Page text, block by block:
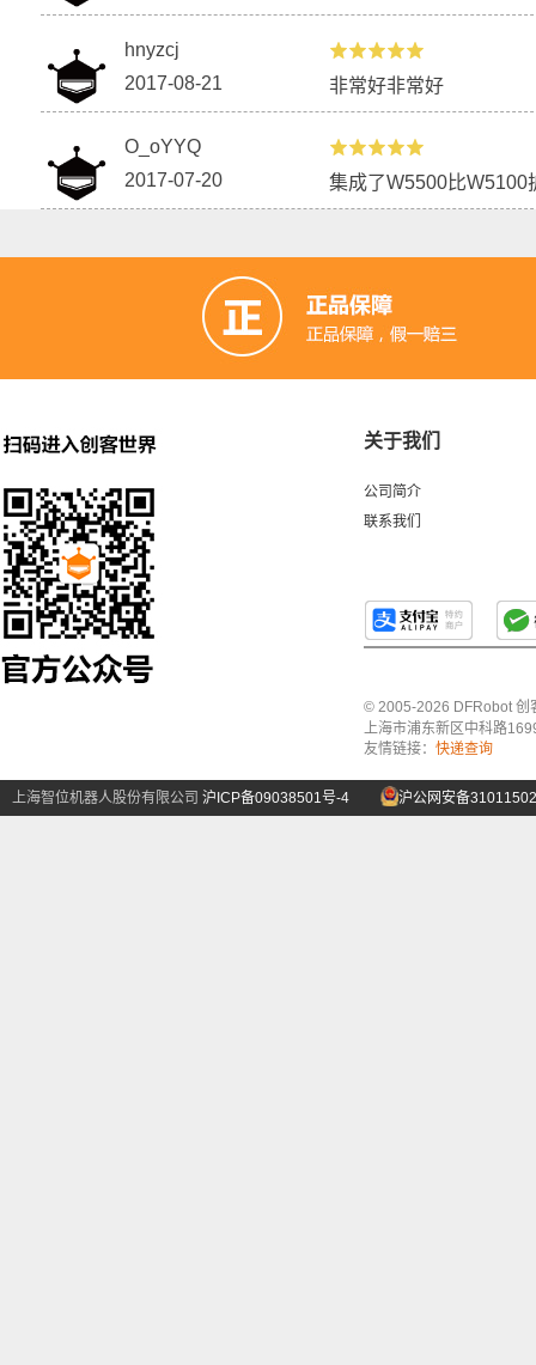
hnyzcj
2017-08-21
非常好非常好
O_oYYQ
2017-07-20
集成了W5500比W5100
关于我们
公司简介
联系我们
© 2005-2026 DFRobot 创
上海市浦东新区中科路
友情链接： 快递查询
上海智位机器人股份有限公司 沪ICP备09038501号-4 沪公网安备